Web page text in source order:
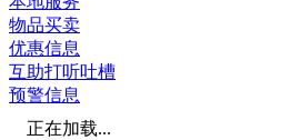
物品买卖
优惠信息
互助打听吐槽
预警信息
正在加载...